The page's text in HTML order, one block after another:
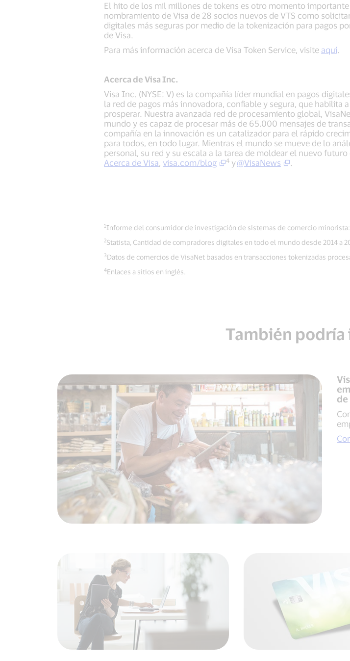
El hito de los mil millones de tokens es otro momento
nombramiento de Visa de 28 socios nuevos de VTS como
digitales más seguras por medio de la tokenización para pagos
de Visa.
Para más información acerca de Visa Token Service, visite aquí.
Acerca de Visa Inc.
Visa Inc. (NYSE: V) es la compañía líder mundial en pagos
la red de pagos más innovadora, confiable y segura, que habilita
prosperar. Nuestra avanzada red de procesamiento global,
mundo y es capaz de procesar más de 65.000 mensajes de
compañía en la innovación es un catalizador para el rápido
para todos, en todo lugar. Mientras el mundo se mueve de lo
personal, su red y su escala a la tarea de moldear el nuevo
Acerca de Visa, visa.com/blog 4 y@VisaNews .
1Informe del consumidor de investigación de sistemas de comercio
2Statista, Cantidad de compradores digitales en todo el mundo desde 2014 a
3Datos de comercios de VisaNet basados en transacciones tokenizadas
4Enlaces a sitios en inglés.
También